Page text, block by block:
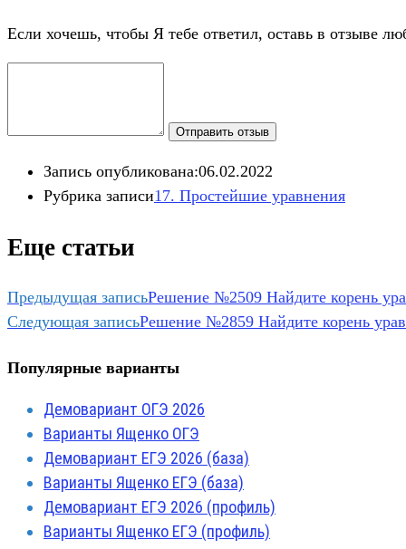
Если хочешь, чтобы Я тебе ответил, оставь в отзыве
Отправить отзыв
Запись опубликована:06.02.2022
Рубрика записи17. Простейшие уравнения​
Еще статьи
Предыдущая записьРешение №2509 Найдите корень
Следующая записьРешение №2859 Найдите корень
Популярные варианты
Демовариант ОГЭ 2026
Варианты Ященко ОГЭ
Демовариант ЕГЭ 2026 (база)
Варианты Ященко ЕГЭ (база)
Демовариант ЕГЭ 2026 (профиль)
Варианты Ященко ЕГЭ (профиль)